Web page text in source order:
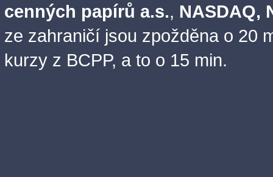
cenných papírů a.s., NASDAQ,
ze zahraničí jsou zpožděna o 20
kurzy z BCPP, a to o 15 min.